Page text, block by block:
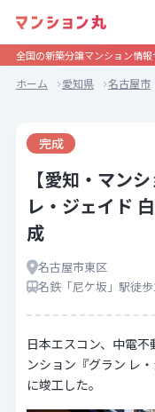
全国の新築分譲マンション情報
ホーム 愛知県 名古屋市
完成
【愛知・マン
レ・ジェイド
成
名古屋市東区
名鉄「尼ケ坂」駅徒
日本エスコン、中電
ンション『グラン レ
に竣工した。